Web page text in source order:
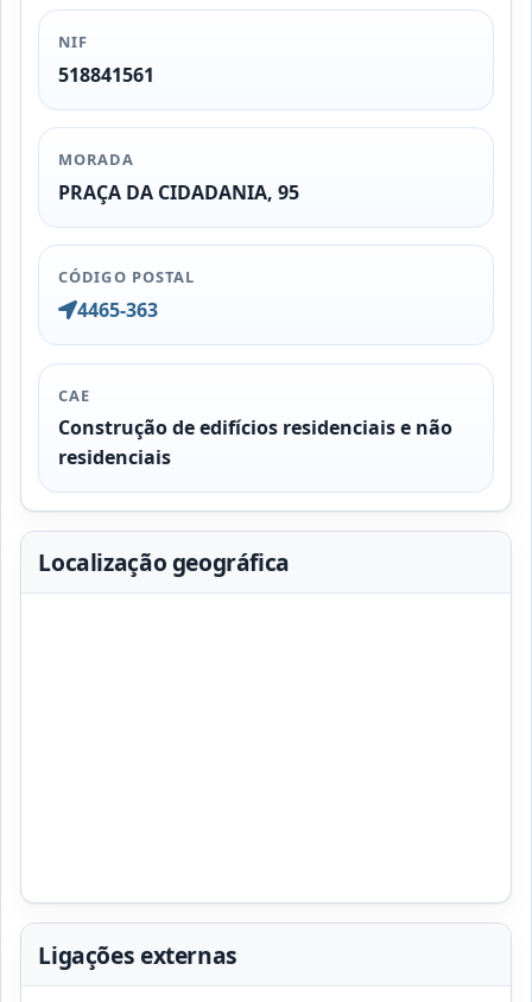
NIF
518841561
MORADA
PRAÇA DA CIDADANIA, 95
CÓDIGO POSTAL
4465-363
CAE
Construção de edifícios residenciais e não
residenciais
Localização geográfica
Ligações externas